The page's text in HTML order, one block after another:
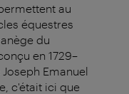
au
équestres
du
en 1729–
Emanuel
c'était ici que